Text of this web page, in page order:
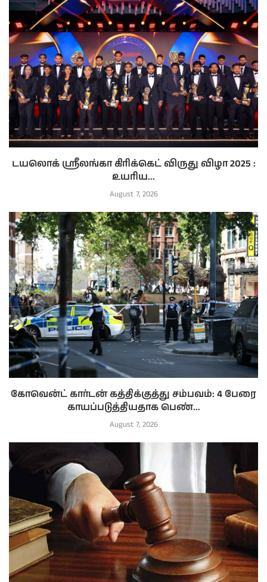
டயலொக் ஸ்ரீலங்கா கிரிக்கெட் விருது விழா 2025 :
உயரிய...
August 7, 2026
கோவென்ட் கார்டன் கத்திக்குத்து சம்பவம்: 4 பேரை
காயப்படுத்தியதாக பெண்...
August 7, 2026